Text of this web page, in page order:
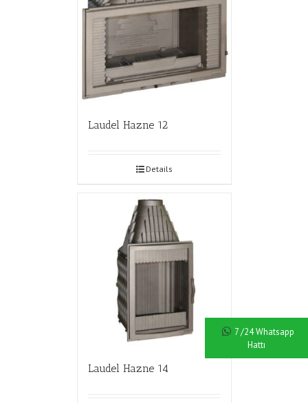
Laudel Hazne 12
Details
Laudel Hazne 14
7 /24 Whatsapp
Hattı